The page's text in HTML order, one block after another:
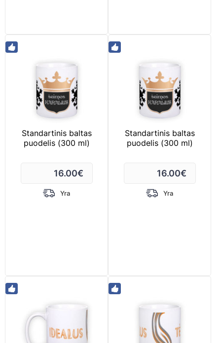
Standartinis baltas
puodelis (300 ml)
16.00€
Yra
Standartinis baltas
puodelis (300 ml)
16.00€
Yra